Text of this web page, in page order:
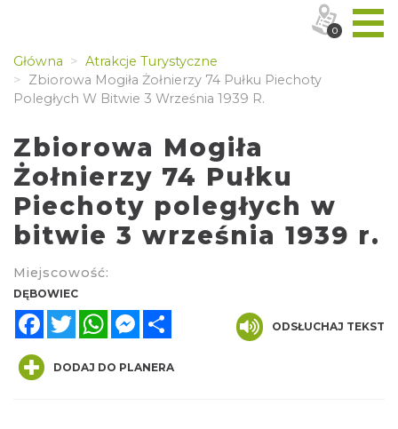
Główna
Atrakcje Turystyczne
Zbiorowa Mogiła Żołnierzy 74 Pułku Piechoty
Poległych W Bitwie 3 Września 1939 R.
Zbiorowa Mogiła
Żołnierzy 74 Pułku
Piechoty poległych w
bitwie 3 września 1939 r.
Miejscowość:
DĘBOWIEC
FacebookTwitterWhatsAppMessenger
ODSŁUCHAJ TEKST
DODAJ DO PLANERA
0